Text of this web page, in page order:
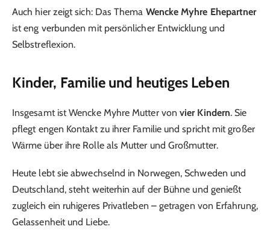
Auch hier zeigt sich: Das Thema Wencke Myhre Ehepartner
ist eng verbunden mit persönlicher Entwicklung und
Selbstreflexion.
Kinder, Familie und heutiges Leben
Insgesamt ist Wencke Myhre Mutter vonvier Kindern. Sie
pflegt engen Kontakt zu ihrer Familie und spricht mit großer
Wärme über ihre Rolle als Mutter und Großmutter.
Heute lebt sie abwechselnd in Norwegen, Schweden und
Deutschland, steht weiterhin auf der Bühne und genießt
zugleich ein ruhigeres Privatleben – getragen von Erfahrung,
Gelassenheit und Liebe.